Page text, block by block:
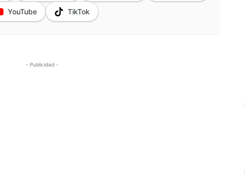
YouTube TikTok
- Publicidad -